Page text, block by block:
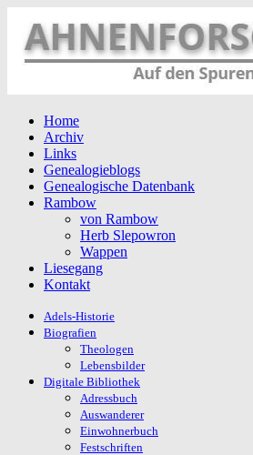
Home
Archiv
Links
Genealogieblogs
Genealogische Datenbank
Rambow
von Rambow
Herb Slepowron
Wappen
Liesegang
Kontakt
Adels-Historie
Biografien
Theologen
Lebensbilder
Digitale Bibliothek
Adressbuch
Auswanderer
Einwohnerbuch
Festschriften